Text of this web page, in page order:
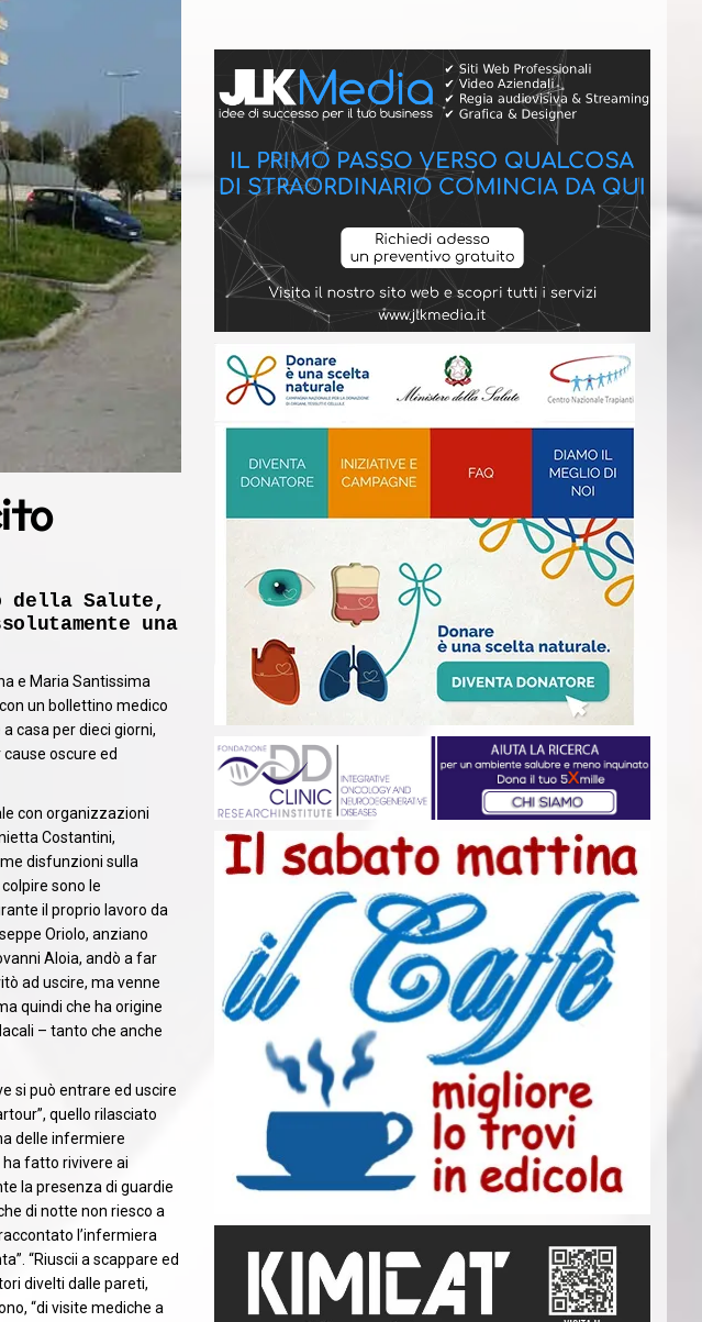
della Salute,
una
e Maria Santissima
un bollettino medico
casa per dieci giorni,
oscure ed
con organizzazioni
Costantini,
disfunzioni sulla
sono le
il proprio lavoro da
Oriolo, anziano
Aloia, andò a far
ad uscire, ma venne
quindi che ha origine
– tanto che anche
si può entrare ed uscire
quello rilasciato
delle infermiere
ha fatto rivivere ai
la presenza di guardie
di notte non riesco a
l’infermiera
“Riuscii a scappare ed
divelti dalle pareti,
“di visite mediche a